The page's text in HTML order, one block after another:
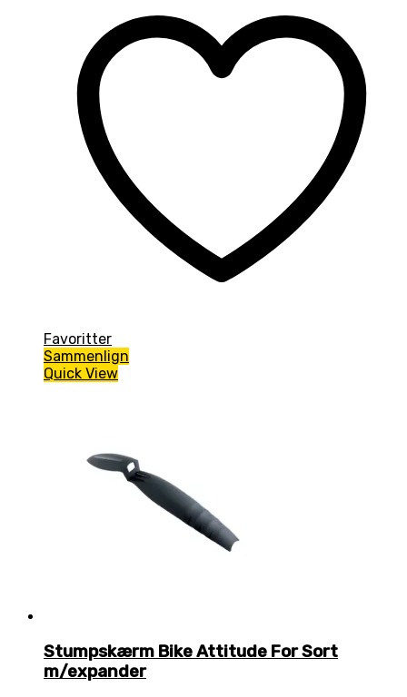
Favoritter
Sammenlign
Quick View
Stumpskærm Bike Attitude For Sort
m/expander